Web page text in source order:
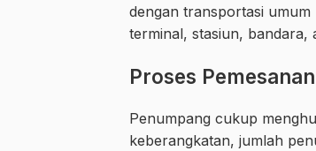
dengan transportasi
terminal, stasiun, bandara,
Proses
Penumpang cukup
keberangkatan, jumlah